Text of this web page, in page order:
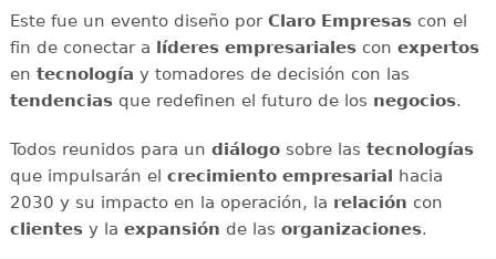
Este fue un evento diseño por Claro Empresascon el
fin de conectar a líderes empresarialescon expertos
en tecnología y tomadores de decisión con las
tendenciasque redefinen el futuro de los negocios.
Todos reunidos para un diálogosobre las tecnologías
que impulsarán el crecimiento empresarial hacia
2030 y su impacto en la operación, la relación con
clientesy la expansión de las organizaciones.